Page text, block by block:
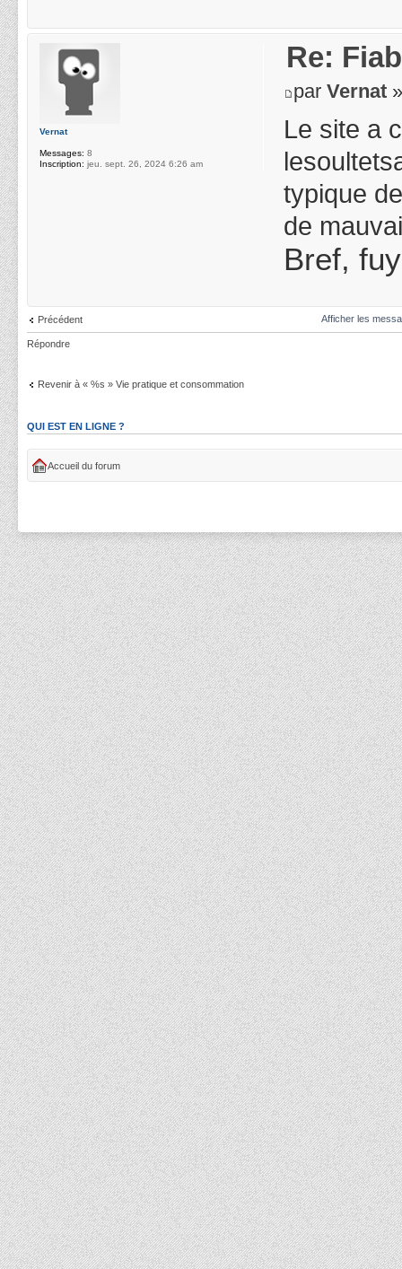
Re:
parVernat
Le site a
typique
de
Bref,
Vernat
Messages: 8
Inscription: jeu. sept. 26, 2024 6:26 am
Précédent Afficher les
Répondre
Revenir à « %s » Vie pratique et consommation
QUI EST EN LIGNE ?
Accueil du forum